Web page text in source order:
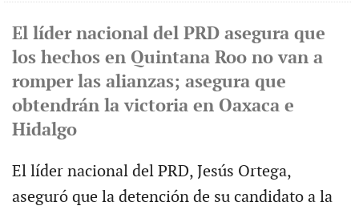
El líder nacional del PRD asegura que
los hechos en Quintana Roo no van a
romper las alianzas; asegura que
obtendrán la victoria en Oaxaca e
Hidalgo
El líder nacional del PRD, Jesús Ortega,
aseguró que la detención de su candidato a la